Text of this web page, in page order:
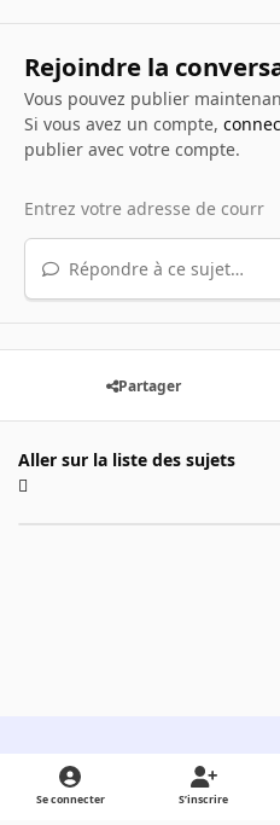
Rejoindre la
Vous pouvez publier
Si vous avez un compte,
publier avec votre compte.
Répondre à ce sujet…
Partager
Aller sur la liste des sujets
Light ModeDark ModeSystem Preference
Se connecter S’inscrire